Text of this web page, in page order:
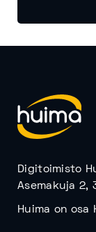
Digitoimisto
Asemakuja 2,
Huima on osa